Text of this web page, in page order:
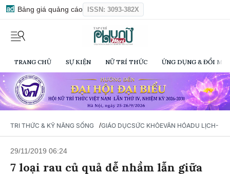
Bảng giá quảng cáo ISSN: 3093-382X
TRANG CHỦ SỰ KIỆN NỮ TRÍ THỨC ỨNG DỤNG & ĐỔI
TRI THỨC & KỸ NĂNG SỐNG /GIÁO DỤCSỨC KHỎEVĂN HÓADU LỊCH-
29/11/2019 06:24
7 loại rau củ quả dễ nhầm lẫn giữa